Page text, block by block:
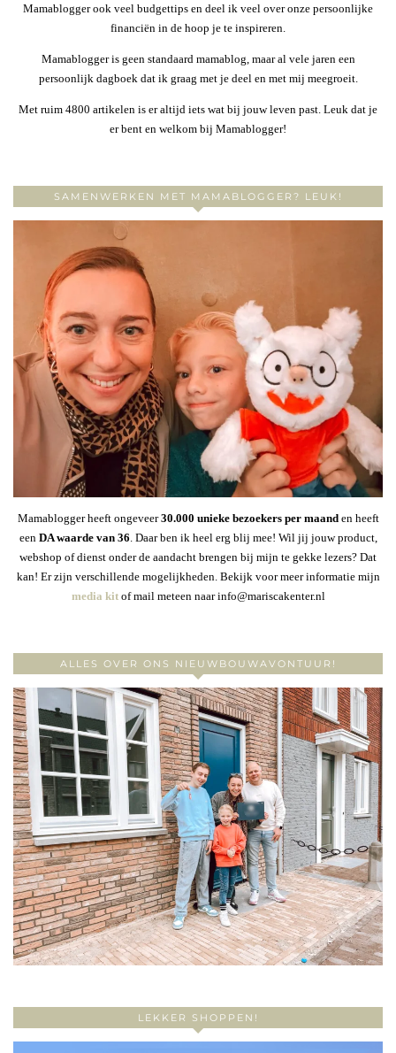
Mamablogger ook veel budgettips en deel ik veel over onze persoonlijke
financiën in de hoop je te inspireren.
Mamablogger is geen standaard mamablog, maar al vele jaren een
persoonlijk dagboek dat ik graag met je deel en met mij meegroeit.
Met ruim 4800 artikelen is er altijd iets wat bij jouw leven past. Leuk dat je
er bent en welkom bij Mamablogger!
SAMENWERKEN MET MAMABLOGGER? LEUK!
Mamablogger heeft ongeveer30.000 unieke bezoekers per maanden heeft
een DA waarde van 36. Daar ben ik heel erg blij mee! Wil jij jouw product,
webshop of dienst onder de aandacht brengen bij mijn te gekke lezers? Dat
kan! Er zijn verschillende mogelijkheden. Bekijk voor meer informatie mijn
media kitof mail meteen naar info@mariscakenter.nl
ALLES OVER ONS NIEUWBOUWAVONTUUR!
LEKKER SHOPPEN!